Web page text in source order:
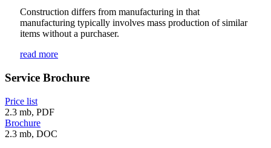
Construction differs from manufacturing in that
manufacturing typically involves mass production of similar
items without a purchaser.
read more
Service Brochure
Price list
2.3 mb, PDF
Brochure
2.3 mb, DOC